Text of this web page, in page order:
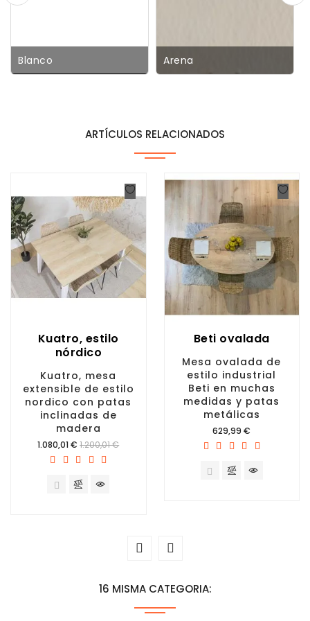
Blanco Arena
ARTÍCULOS RELACIONADOS
Kuatro, estilo
nórdico
Kuatro, mesa
extensible de estilo
nordico con patas
inclinadas de
madera
Precio
1.080,01 € 1.200,01 €
Beti ovalada
Mesa ovalada de
estilo industrial
Beti en muchas
medidas y patas
metálicas
Precio
629,99 €
16 MISMA CATEGORIA: